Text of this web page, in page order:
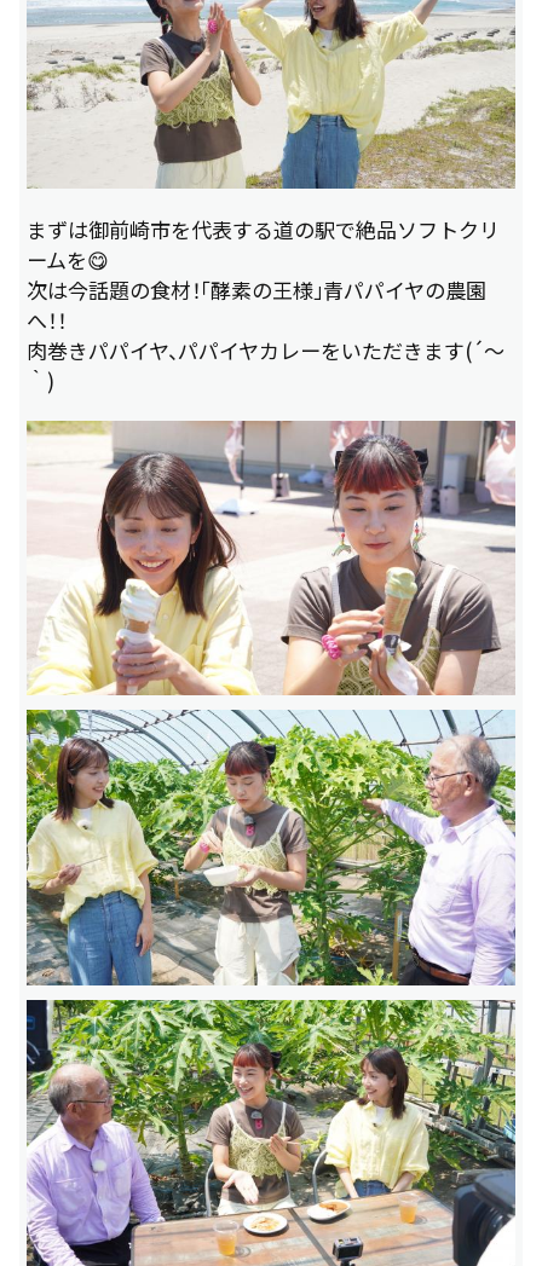
まずは御前崎市を代表する道の駅で絶品ソフトクリ
ームを😋
次は今話題の食材！「酵素の王様」青パパイヤの農園
へ！！
肉巻きパパイヤ、パパイヤカレーをいただきます(´～
｀)